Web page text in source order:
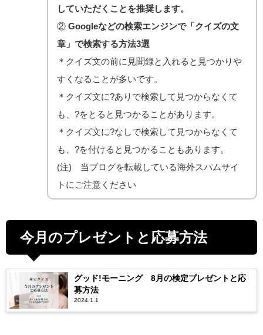
していただくことを推奨します。
②Googleなどの検索エンジンで「クイズの文
章」で検索する方法3選
＊クイズ文の前に見聞録と入れると見つかりや
すくなることが多いです。
＊クイズ文に?ありで検索して見つからなくて
も、?をとると見つかることがあります。
＊クイズ文に?なしで検索して見つからなくて
も、?を付けると見つかることもあります。
(注) 当ブログを転載している海外スパムサイ
トにご注意ください
今月のプレゼントと応募方法
グッド!モーニング 8月の検定プレゼントと応
募方法
2024.1.1